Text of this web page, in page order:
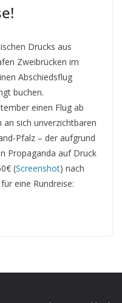
Drucks aus
Zweibrücken im
Abschiedsflug
buchen.
einen Flug ab
sich unverzichtbaren
Pfalz – der aufgrund
Propaganda auf Druck
(Screenshot) nach
eine Rundreise: